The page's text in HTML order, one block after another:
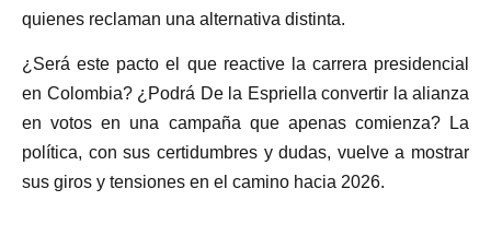
quienes reclaman una alternativa distinta.
¿Será este pacto el que reactive la carrera presidencial
en Colombia? ¿Podrá De la Espriella convertir la alianza
en votos en una campaña que apenas comienza? La
política, con sus certidumbres y dudas, vuelve a mostrar
sus giros y tensiones en el camino hacia 2026.